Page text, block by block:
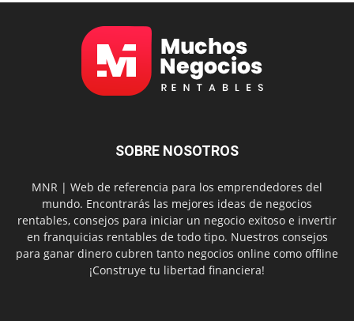
SOBRE NOSOTROS
MNR | Web de referencia para los emprendedores del
mundo. Encontrarás las mejores ideas de negocios
rentables, consejos para iniciar un negocio exitoso e invertir
en franquicias rentables de todo tipo. Nuestros consejos
para ganar dinero cubren tanto negocios online como offline
¡Construye tu libertad financiera!